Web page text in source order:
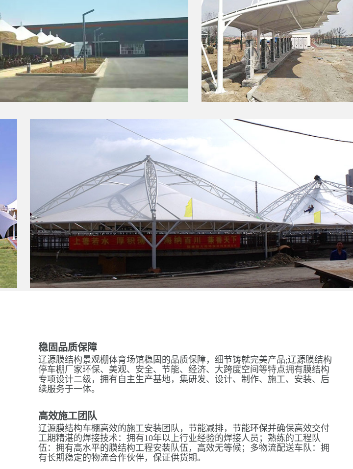
稳固品质保障
辽源膜结构景观棚体育场馆稳固的品质保障，细节铸就完美产品;辽源膜结构
停车棚厂家环保、美观、安全、节能、经济、大跨度空间等特点拥有膜结构
专项设计二级，拥有自主生产基地，集研发、设计、制作、施工、安装、后
续服务于一体。
高效施工团队
辽源膜结构车棚高效的施工安装团队，节能减排，节能环保并确保高效交付
工期精湛的焊接技术：拥有10年以上行业经验的焊接人员；熟练的工程队
伍：拥有高水平的膜结构工程安装队伍，高效无等候；多物流配送车队：拥
有长期稳定的物流合作伙伴，保证供货期。